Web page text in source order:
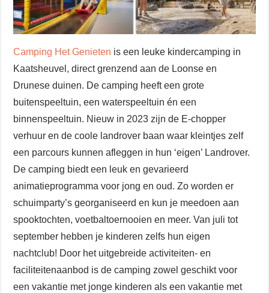
Camping Het Genieten is een leuke kindercamping in
Kaatsheuvel, direct grenzend aan de Loonse en
Drunese duinen. De camping heeft een grote
buitenspeeltuin, een waterspeeltuin én een
binnenspeeltuin. Nieuw in 2023 zijn de E-chopper
verhuur en de coole landrover baan waar kleintjes zelf
een parcours kunnen afleggen in hun ‘eigen’ Landrover.
De camping biedt een leuk en gevarieerd
animatieprogramma voor jong en oud. Zo worden er
schuimparty’s georganiseerd en kun je meedoen aan
spooktochten, voetbaltoernooien en meer. Van juli tot
september hebben je kinderen zelfs hun eigen
nachtclub! Door het uitgebreide activiteiten- en
faciliteitenaanbod is de camping zowel geschikt voor
een vakantie met jonge kinderen als een vakantie met